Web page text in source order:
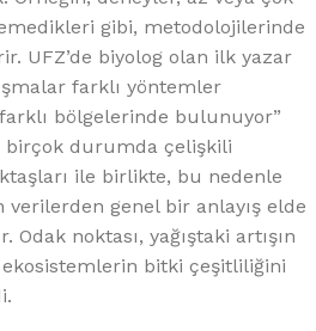
gibi, metodolojilerinde
UFZ’de biyolog olan ilk yazar
farklı yöntemler
bölgelerinde bulunuyor”
birçok durumda çelişkili
ile birlikte, bu nedenle
verilerden genel bir anlayış elde
Odak noktası, yağıştaki artışın
ekosistemlerin bitki çeşitliliğini